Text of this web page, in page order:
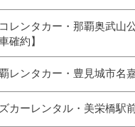
レンタカー・那覇奥武山
確約】
レンタカー・豊見城市名
カーレンタル・美栄橋駅